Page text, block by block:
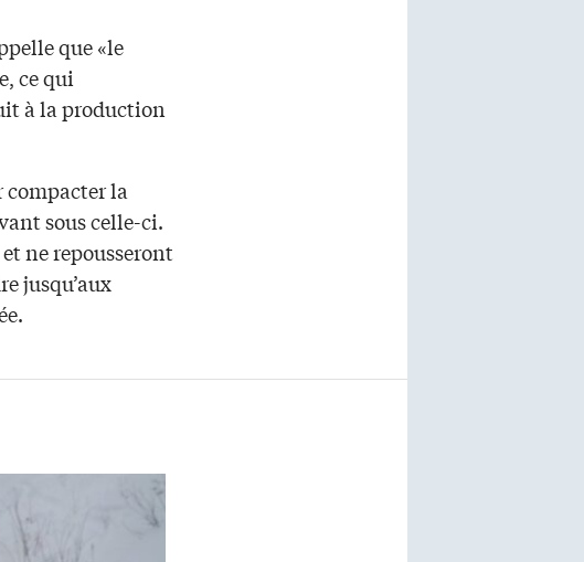
que «le
ce qui
à la production
compacter la
sous celle-ci.
ne repousseront
jusqu’aux